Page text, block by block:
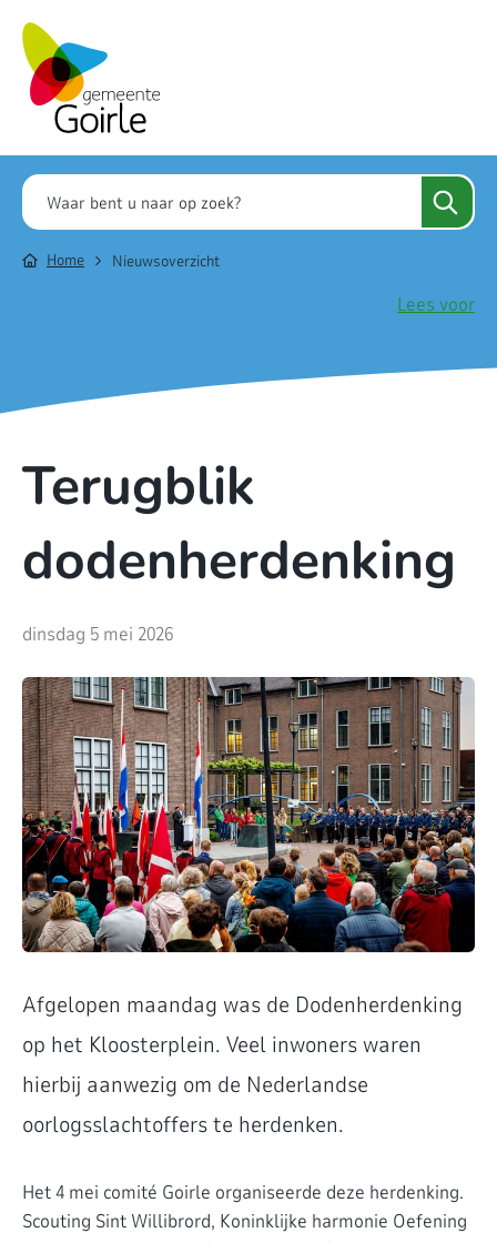
Home Nieuwsoverzicht
Lees voor
Terugblik
dodenherdenking
dinsdag 5 mei 2026
Afgelopen maandag was de Dodenherdenking
op het Kloosterplein. Veel inwoners waren
hierbij aanwezig om de Nederlandse
oorlogsslachtoffers te herdenken.
Het 4 mei comité Goirle organiseerde deze herdenking.
Scouting Sint Willibrord, Koninklijke harmonie Oefening